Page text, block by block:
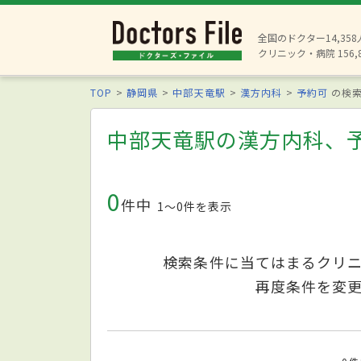
全国のドクター14,358
クリニック・病院
TOP 静岡県 中部天竜駅 漢方内科 予約可 の検
中部天竜駅の漢方内科、
0件中 1〜0件を表示
検索条件に当てはまるクリ
再度条件を変